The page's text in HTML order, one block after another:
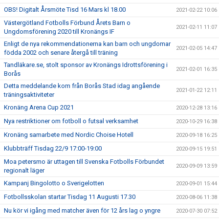
OBS! Digitalt Årsmöte Tisd 16 Mars kl 18.00 2021-02-22 10:06
Västergötland Fotbolls Förbund Årets Barn o
Ungdomsförening 2020 till Kronängs IF
2021-02-11 11:07
Enligt de nya rekommendationerna kan barn och ungdomar
födda 2002 och senare återgå till träning
2021-02-05 14:47
Tandläkare.se, stolt sponsor av Kronängs Idrottsförening i
Borås
2021-02-01 16:35
Detta meddelande kom från Borås Stad idag angående
träningsaktiviteter
2021-01-22 12:11
Kronäng Arena Cup 2021 2020-12-28 13:16
Nya restriktioner om fotboll o futsal verksamhet 2020-10-29 16:38
Kronäng samarbete med Nordic Choise Hotell 2020-09-18 16:25
Klubbträff Tisdag 22/9 17:00-19:00 2020-09-15 19:51
Moa petersmo är uttagen till Svenska Fotbolls Förbundet
regionalt läger
2020-09-09 13:59
Kampanj Bingolotto o Sverigelotten 2020-09-01 15:44
Fotbollsskolan startar Tisdag 11 Augusti 17.30 2020-08-06 11:38
Nu kör vi igång med matcher även för 12 års lag o yngre 2020-07-30 07:52